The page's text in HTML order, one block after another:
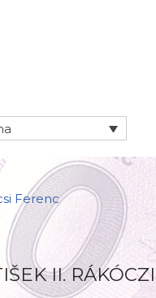
II. RÁKÓCZI